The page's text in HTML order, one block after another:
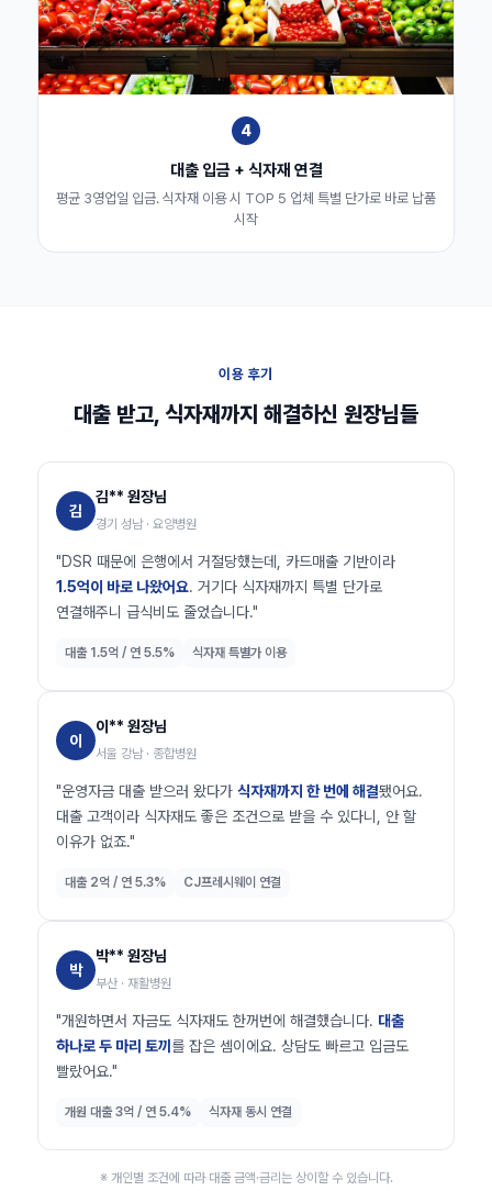
4
대출 입금 + 식자재 연결
평균 3영업일 입금. 식자재 이용 시 TOP 5 업체 특별 단가로 바로 납품
시작
이용 후기
대출 받고, 식자재까지 해결하신 원장님들
김
김** 원장님
경기 성남 · 요양병원
"DSR 때문에 은행에서 거절당했는데, 카드매출 기반이라
1.5억이 바로 나왔어요. 거기다 식자재까지 특별 단가로
연결해주니 급식비도 줄었습니다."
대출 1.5억 / 연 5.5% 식자재 특별가 이용
이
이** 원장님
서울 강남 · 종합병원
"운영자금 대출 받으러 왔다가 식자재까지 한 번에 해결됐어요.
대출 고객이라 식자재도 좋은 조건으로 받을 수 있다니, 안 할
이유가 없죠."
대출 2억 / 연 5.3% CJ프레시웨이 연결
박
박** 원장님
부산 · 재활병원
"개원하면서 자금도 식자재도 한꺼번에 해결했습니다. 대출
하나로 두 마리 토끼 를 잡은 셈이에요. 상담도 빠르고 입금도
빨랐어요."
개원 대출 3억 / 연 5.4% 식자재 동시 연결
※ 개인별 조건에 따라 대출 금액·금리는 상이할 수 있습니다.